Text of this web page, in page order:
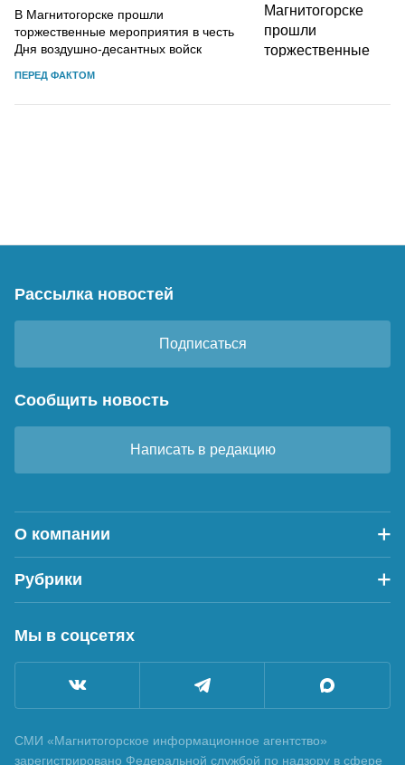
В Магнитогорске прошли
торжественные мероприятия в честь
Дня воздушно-десантных войск
ПЕРЕД ФАКТОМ
Рассылка новостей
Подписаться
Сообщить новость
Написать в редакцию
О компании
Рубрики
Мы в соцсетях
СМИ «Магнитогорское информационное агентство»
зарегистрировано Федеральной службой по надзору в сфере